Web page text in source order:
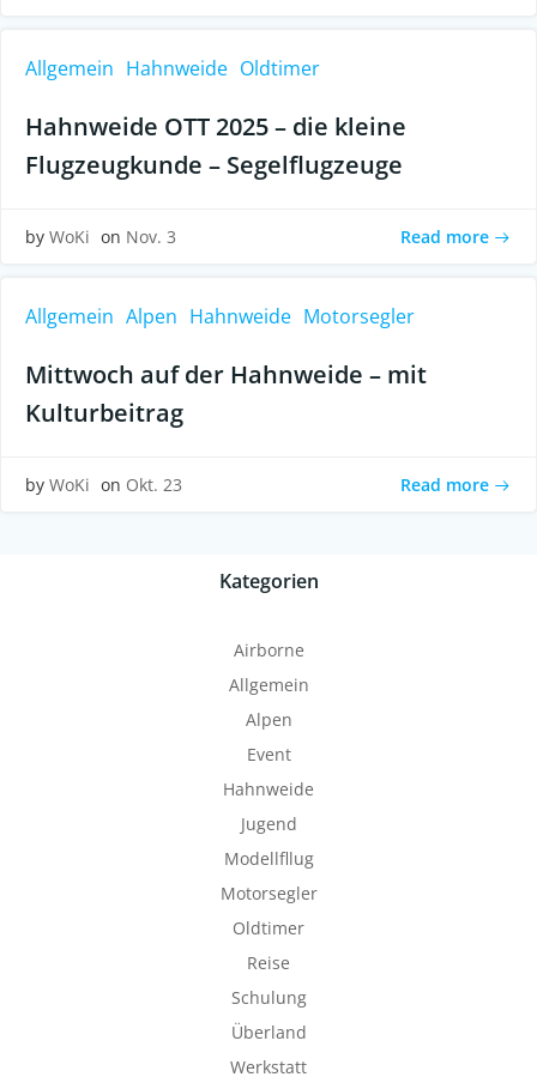
Allgemein Hahnweide Oldtimer
Hahnweide OTT 2025 – die kleine
Flugzeugkunde – Segelflugzeuge
by WoKi on Nov. 3 Read more
Allgemein Alpen Hahnweide Motorsegler
Mittwoch auf der Hahnweide – mit
Kulturbeitrag
by WoKi on Okt. 23 Read more
Kategorien
Airborne
Allgemein
Alpen
Event
Hahnweide
Jugend
Modellfllug
Motorsegler
Oldtimer
Reise
Schulung
Überland
Werkstatt